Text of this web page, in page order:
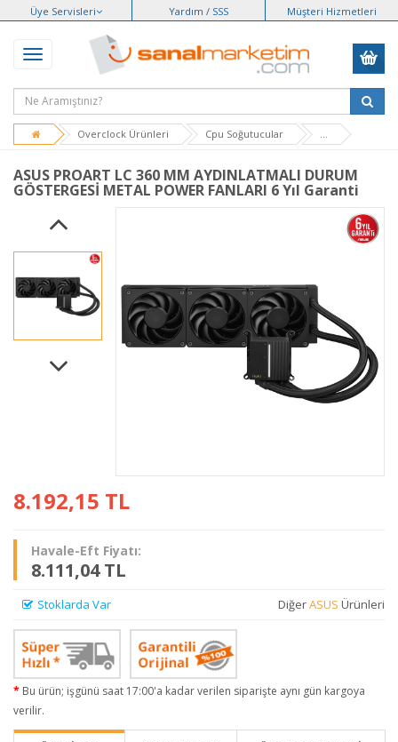
Üye Servisleri Yardım / SSS Müşteri Hizmetleri
Overclock Ürünleri Cpu Soğutucular
ASUS PROART LC 360 MM AYDINLATMALI DURUM
GÖSTERGESİ METAL POWER FANLARI 6 Yıl Garanti
8.192,15 TL
Havale-Eft Fiyatı:
8.111,04 TL
Stoklarda Var DiğerASUS Ürünleri
Bu ürün; işgünü saat 17:00'a kadar verilen siparişte aynı gün kargoya
verilir.